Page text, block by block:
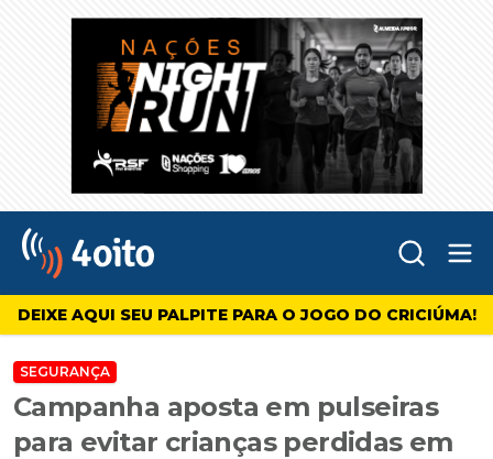
4oito
DEIXE AQUI SEU PALPITE PARA O JOGO DO CRICIÚMA!
SEGURANÇA
Campanha aposta em pulseiras
para evitar crianças perdidas em